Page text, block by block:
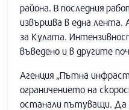
района. В последния
извършва в една лента.
за Кулата.
въведено и в другите
Агенция „Пътна
ограничението на
останали пътуващи. Да